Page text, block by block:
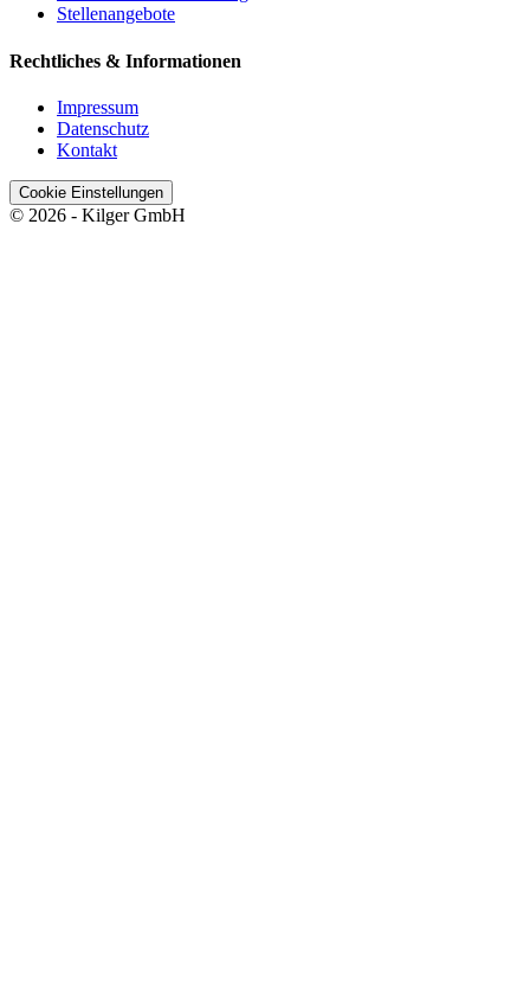
Stellenangebote
Rechtliches & Informationen
Impressum
Datenschutz
Kontakt
Cookie Einstellungen
© 2026 - Kilger GmbH